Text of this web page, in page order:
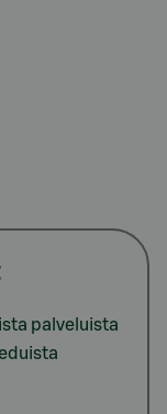
palveluista